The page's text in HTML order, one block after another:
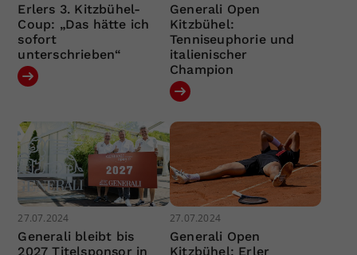
Erlers 3. Kitzbühel-
Coup: „Das hätte ich
sofort
unterschrieben“
Generali Open
Kitzbühel:
Tenniseuphorie und
italienischer
Champion
27.07.2024
Generali bleibt bis
2027 Titelsponsor in
27.07.2024
Generali Open
Kitzbühel: Erler